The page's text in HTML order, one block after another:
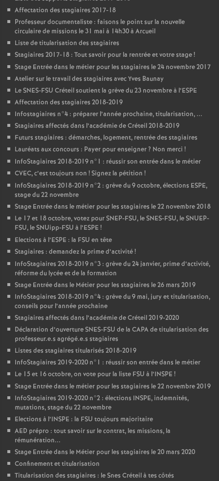
Affectation des stagiaires 2017-18
Professeur documentaliste : faisons le point sur la nouvelle
circulaire de missions le 31 mai à 14h30 à Arcueil
Liste de titularisation des stagiaires
Stagiaires 2017-18 : Tout savoir pour la rentrée et votre stage!
Stage Entrée dans le métier pour les stagiaires le 24 novembre 2017
Atelier sur le travail des stagiaires avec Yves Baunay
LeSNES-FSU Créteil soutient la grève du 23 novembre à l’ESPE
Affectation des stagiaires 2018-2019
Infostagiaires n°4 : préparer l’année prochaine, titularisation, ...
Stagiaires affectés dans l’académie de Créteil 2018-2019
Futurs stagiaires : démarches, logement, rentrée des stagiaires
Lauréats aux concours : Payer pour enseigner? Non merci !
InfoStagiaires 2018-2019 n°1 : réussir son entrée dans le métier
CVEC, c’est toujours non ! Signez la pétition !
InfoStagiaires 2018-2019 n°2 : grève du 9 octobre, élections ESPE,
stage du 22 novembre
Stage Entrée dans le métier pour les stagiaires le 22 novembre 2018
Le 17 et 18 octobre, votez pourSNEP-FSU, leSNES-FSU, leSNUEP-
FSU, le SNUipp-FSU à l’ESPE !
Elections à l’ESPE : la FSU en tête
Stagiaires : demandez la prime d’activité!
InfoStagiaires 2018-2019 n°3 : grève du 24 janvier, prime d’activité,
réforme du lycée et de la formation
Stage Entrée dans le Métier pour les stagiaires le 26 mars 2019
InfoStagiaires 2018-2019 n°4 : grève du 9 mai, jury et titularisation,
conseils pour l’année prochaine
Stagiaires affectés dans l’académie de Créteil 2019-2020
Déclaration d’ouvertureSNES-FSU de la CAPAde titularisation des
professeur.e.s agrégé.e.s stagiaires
Listes des stagiaires titularisés 2018-2019
InfoStagiaires 2019-2020 n°1 : réussir son entrée dans le métier
Le 15 et 16 octobre, on vote pour la liste FSU à l’INSPE !
Stage Entrée dans le métier pour les stagiaires le 22 novembre 2019
InfoStagiaires 2019-2020 n°2 : élections INSPE, indemnités,
mutations, stage du 22 novembre
Elections à l’INSPE : la FSU toujours majoritaire
AED prépro : tout savoir sur le contrat, les missions, la
rémunération...
Stage Entrée dans le Métier pour les stagiaires le 20 mars 2020
Confinement et titularisation
Titularisation des stagiaires : le Snes Créteil à tes côtés